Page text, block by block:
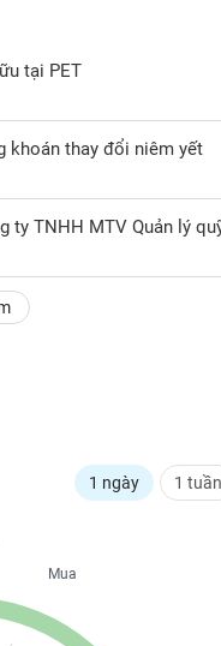
tại PET
khoán thay đổi niêm yết
1 ngày 1 tuần
Mua